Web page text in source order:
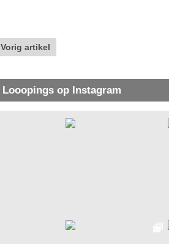
Vorig artikel
Looopings op Instagram